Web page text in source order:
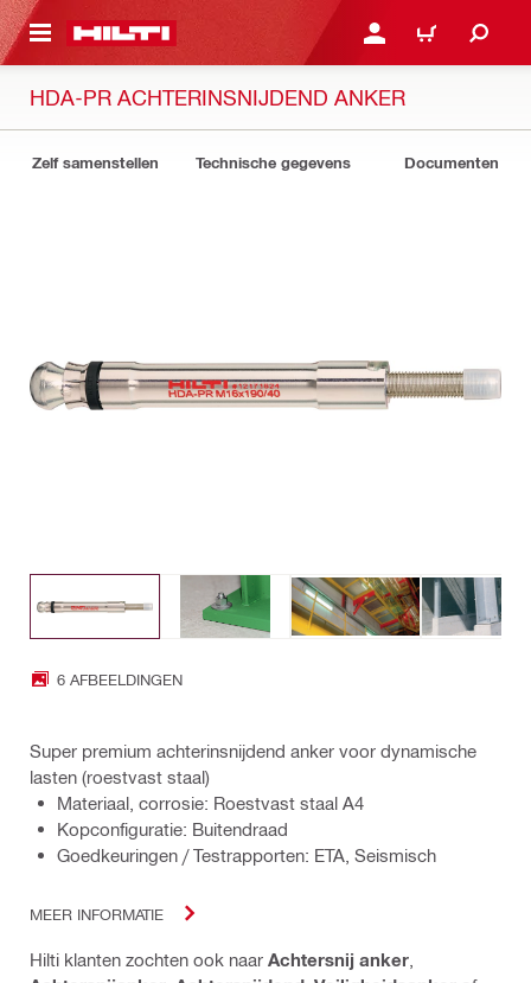
HOOFDINHOUD AANMELDEN OF
WINKELWAGEN
HDA-PR ACHTERINSNIJDEND ANKER
Zelf samenstellen Technische gegevens Documenten
6 AFBEELDINGEN
Super premium achterinsnijdend anker voor dynamische
lasten (roestvast staal)
Materiaal, corrosie: Roestvast staal A4
Kopconfiguratie: Buitendraad
Goedkeuringen / Testrapporten: ETA, Seismisch
MEER INFORMATIE
Hilti klanten zochten ook naar Achtersnij anker